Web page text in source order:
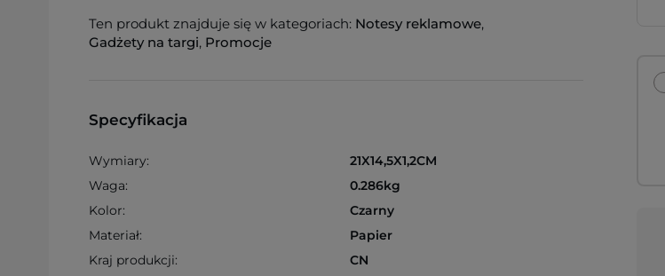
Ten produkt znajduje się w kategoriach: Notesy reklamowe,
Gadżety na targi, Promocje
Specyfikacja
Wymiary:
21X14,5X1,2CM
Waga:
0.286kg
Kolor:
Czarny
Materiał:
Papier
Kraj produkcji:
CN